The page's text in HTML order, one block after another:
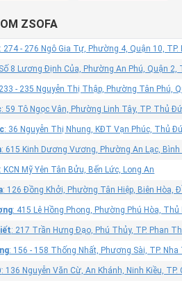
ZSOFA
: 274 - 276 Ngô Gia Tự, Phường 4, Quận 10, TP.
8 Lương Định Của, Phường An Phú, Quận 2,
- 235 Nguyễn Thị Thập, Phường Tân Phú,
: 59 Tô Ngọc Vân, Phường Linh Tây, TP. Thủ
: 36 Nguyễn Thị Nhung, KĐT Vạn Phúc, Thủ
: 615 Kinh Dương Vương, Phường An Lạc, Bình
: KCN Mỹ Yên Tân Bửu, Bến Lức, Long An
: 126 Đồng Khởi, Phường Tân Hiệp, Biên Hòa,
: 415 Lê Hồng Phong, Phường Phú Hòa,
: 217 Trần Hưng Đạo, Phú Thủy, TP. Phan
: 156 - 158 Thống Nhất, Phương Sài, TP.
: 136 Nguyễn Văn Cừ, An Khánh, Ninh Kiều,